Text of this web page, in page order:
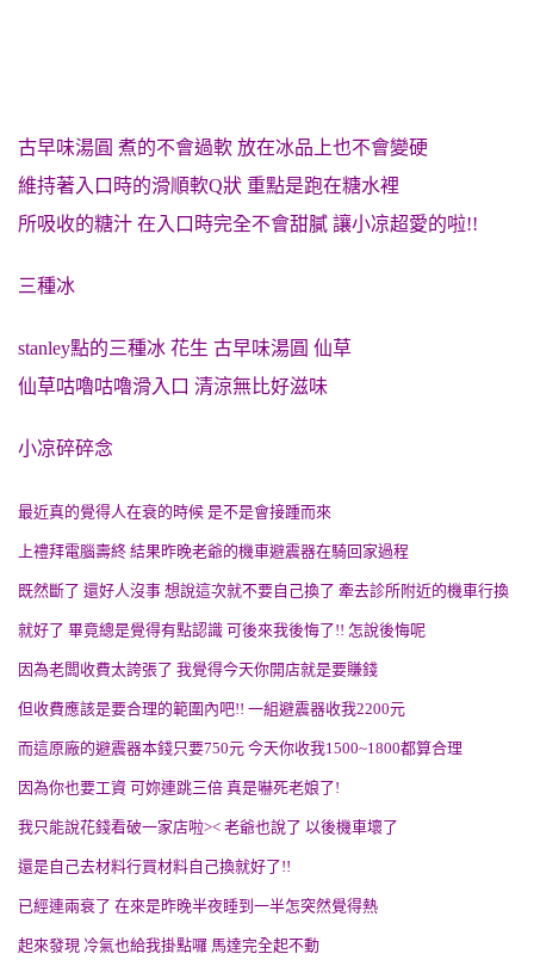
古早味湯圓 煮的不會過軟 放在冰品上也不會變硬
維持著入口時的滑順軟Q狀 重點是跑在糖水裡
所吸收的糖汁 在入口時完全不會甜膩 讓小凉超愛的啦!!
三種冰
stanley點的三種冰 花生 古早味湯圓 仙草
仙草咕嚕咕嚕滑入口 清涼無比好滋味
小凉碎碎念
最近真的覺得人在衰的時候 是不是會接踵而來
上禮拜電腦壽終 結果昨晚老爺的機車避震器在騎回家過程
既然斷了 還好人沒事 想說這次就不要自己換了 牽去診所附近的機車行換
就好了 畢竟總是覺得有點認識 可後來我後悔了!! 怎說後悔呢
因為老闆收費太誇張了 我覺得今天你開店就是要賺錢
但收費應該是要合理的範圍內吧!! 一組避震器收我2200元
而這原廠的避震器本錢只要750元 今天你收我1500~1800都算合理
因為你也要工資 可妳連跳三倍 真是嚇死老娘了!
我只能說花錢看破一家店啦>< 老爺也說了 以後機車壞了
還是自己去材料行買材料自己換就好了!!
已經連兩衰了 在來是昨晚半夜睡到一半怎突然覺得熱
起來發現 冷氣也給我掛點囉 馬達完全起不動